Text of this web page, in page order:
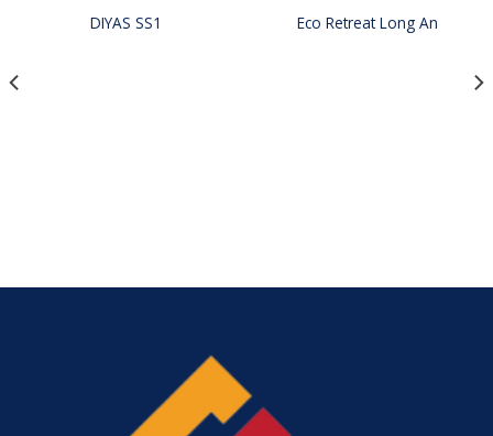
DIYAS SS1 Eco Retreat Long An